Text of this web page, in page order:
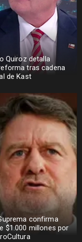
Quiroz detalla
tras cadena
de Kast
confirma
$1.000 millones por